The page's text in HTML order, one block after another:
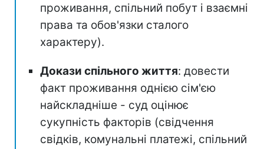
проживання, спільний побут і взаємні
права та обов'язки сталого
характеру).
Докази спільного життя: довести
факт проживання однією сім'єю
найскладніше - суд оцінює
сукупність факторів (свідчення
свідків, комунальні платежі, спільний